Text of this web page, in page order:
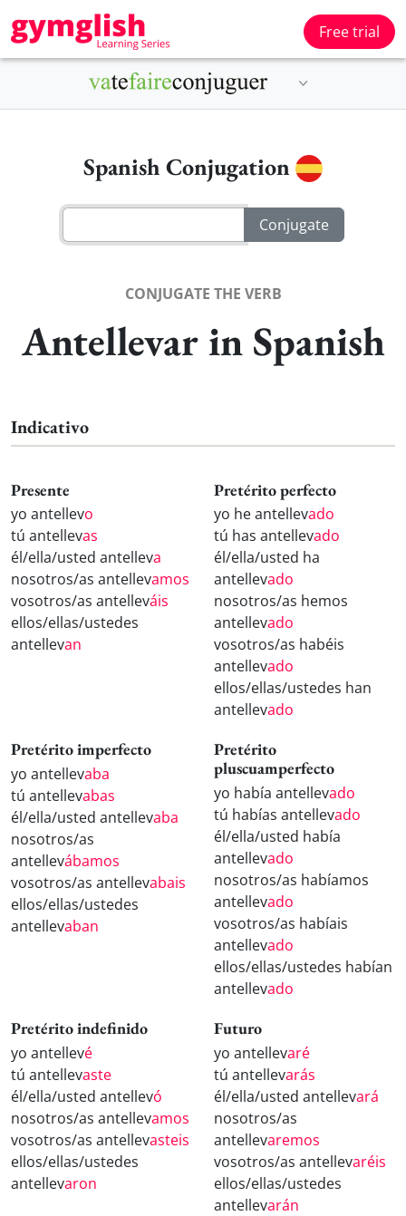
Free trial
Spanish Conjugation
CONJUGATE THE VERB
Antellevar in Spanish
Indicativo
Presente
yo antellevo
tú antellevas
él/ella/usted antelleva
nosotros/as antellevamos
vosotros/as antelleváis
ellos/ellas/ustedes
antellevan
Pretérito perfecto
yo he antellevado
tú has antellevado
él/ella/usted ha
antellevado
nosotros/as hemos
antellevado
vosotros/as habéis
antellevado
ellos/ellas/ustedes han
antellevado
Pretérito imperfecto
yo antellevaba
tú antellevabas
él/ella/usted antellevaba
nosotros/as
antellevábamos
vosotros/as antellevabais
ellos/ellas/ustedes
antellevaban
Pretérito
pluscuamperfecto
yo había antellevado
tú habías antellevado
él/ella/usted había
antellevado
nosotros/as habíamos
antellevado
vosotros/as habíais
antellevado
ellos/ellas/ustedes habían
antellevado
Pretérito indefinido
yo antellevé
tú antellevaste
él/ella/usted antellevó
nosotros/as antellevamos
vosotros/as antellevasteis
ellos/ellas/ustedes
antellevaron
Futuro
yo antellevaré
tú antellevarás
él/ella/usted antellevará
nosotros/as
antellevaremos
vosotros/as antellevaréis
ellos/ellas/ustedes
antellevarán